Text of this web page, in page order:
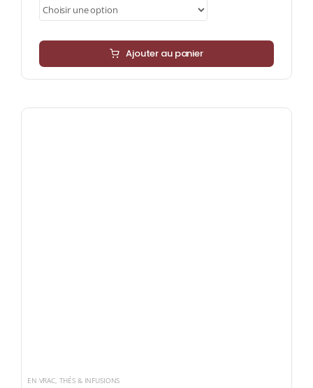
Ajouter au panier
EN VRAC, THÉS & INFUSIONS